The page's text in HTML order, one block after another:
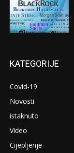
KATEGORIJE
Covid-19
Novosti
istaknuto
Video
Cijepljenje